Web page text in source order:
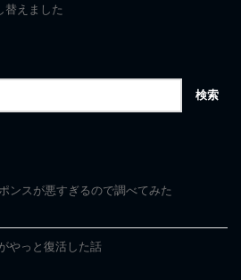
替えました
ンスが悪すぎるので調べてみた
やっと復活した話